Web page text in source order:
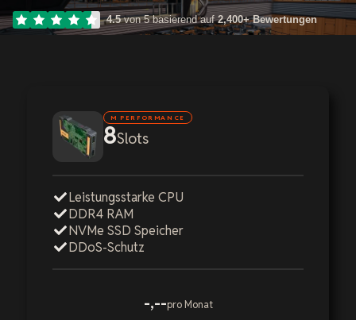
4.5von 5 basierend auf2,400+ Bewertungen
M PERFORMANCE
8Slots
Leistungsstarke CPU
DDR4 RAM
NVMe SSD Speicher
DDoS-Schutz
-,--pro Monat